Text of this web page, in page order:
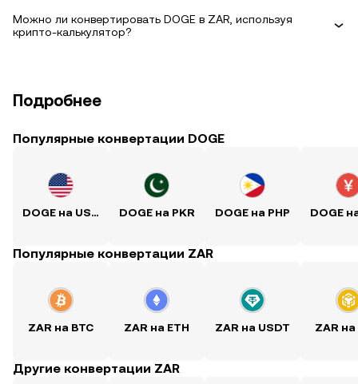
Можно ли конвертировать DOGE в ZAR, используя
крипто-калькулятор?
Подробнее
Популярные конвертации DOGE
DOGE на USD DOGE на PKR DOGE на PHP DOGE
Популярные конвертации ZAR
ZAR на BTC ZAR на ETH ZAR на USDT ZAR на
Другие конвертации ZAR